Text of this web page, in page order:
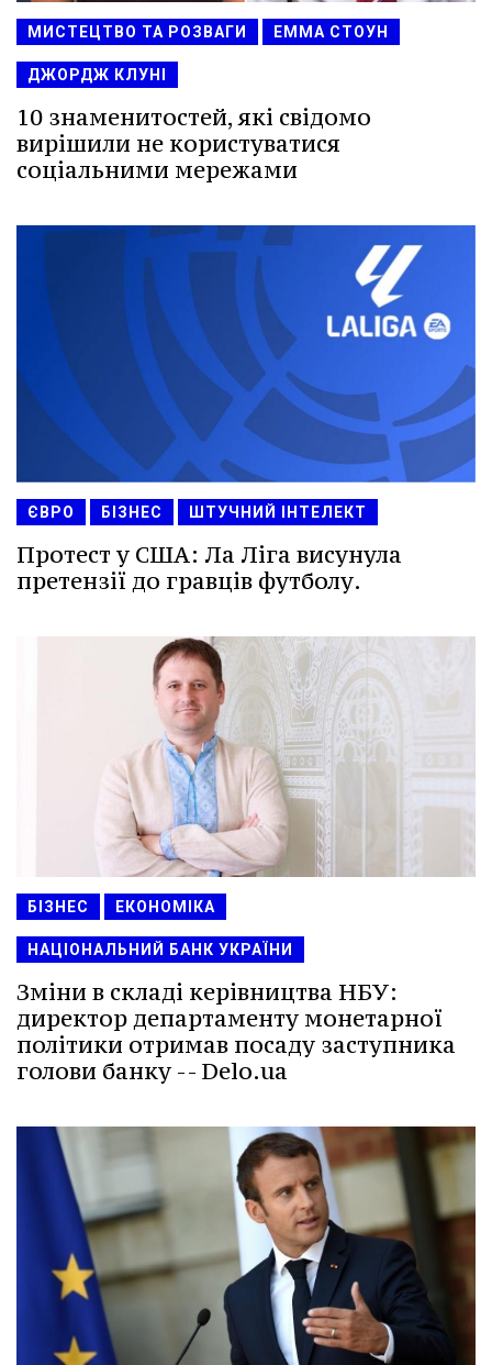
МИСТЕЦТВО ТА РОЗВАГИ ЕММА СТОУН
ДЖОРДЖ КЛУНІ
10 знаменитостей, які свідомо
вирішили не користуватися
соціальними мережами
ЄВРО БІЗНЕС ШТУЧНИЙ ІНТЕЛЕКТ
Протест у США: Ла Ліга висунула
претензії до гравців футболу.
БІЗНЕС ЕКОНОМІКА
НАЦІОНАЛЬНИЙ БАНК УКРАЇНИ
Зміни в складі керівництва НБУ:
директор департаменту монетарної
політики отримав посаду заступника
голови банку -- Delo.ua